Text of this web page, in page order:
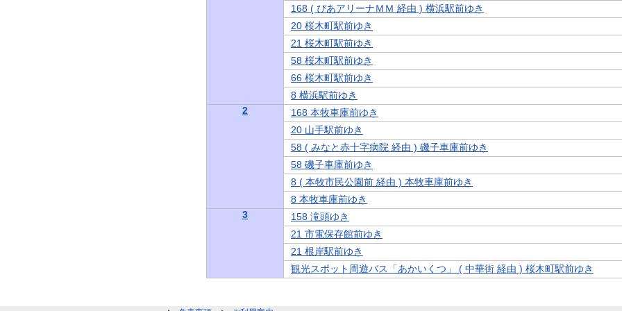
168 ( ぴあアリーナＭＭ 経由 ) 横浜駅前ゆき
20 桜木町駅前ゆき
21 桜木町駅前ゆき
58 桜木町駅前ゆき
66 桜木町駅前ゆき
8 横浜駅前ゆき
2
168 本牧車庫前ゆき
20 山手駅前ゆき
58 ( みなと赤十字病院 経由 ) 磯子車庫前ゆき
58 磯子車庫前ゆき
8 ( 本牧市民公園前 経由 ) 本牧車庫前ゆき
8 本牧車庫前ゆき
3
158 滝頭ゆき
21 市電保存館前ゆき
21 根岸駅前ゆき
観光スポット周遊バス「あかいくつ」 ( 中華街 経由 ) 桜木町駅前ゆき